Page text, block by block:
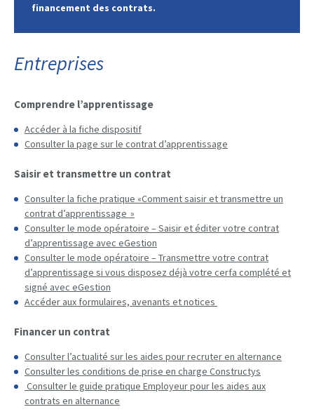
financement des contrats.
Entreprises
Comprendre l’apprentissage
Accéder à la fiche dispositif
Consulter la page sur le contrat d’apprentissage
Saisir et transmettre un contrat
Consulter la fiche pratique «Comment saisir et transmettre un
contrat d’apprentissage »
Consulter le mode opératoire – Saisir et éditer votre contrat
d’apprentissage avec eGestion
Consulter le mode opératoire – Transmettre votre contrat
d’apprentissage si vous disposez déjà votre cerfa complété et
signé avec eGestion
Accéder aux formulaires, avenants et notices
Financer un contrat
Consulter l’actualité sur les aides pour recruter en alternance
Consulter les conditions de prise en charge Constructys
Consulter le guide pratique Employeur pour les aides aux
contrats en alternance